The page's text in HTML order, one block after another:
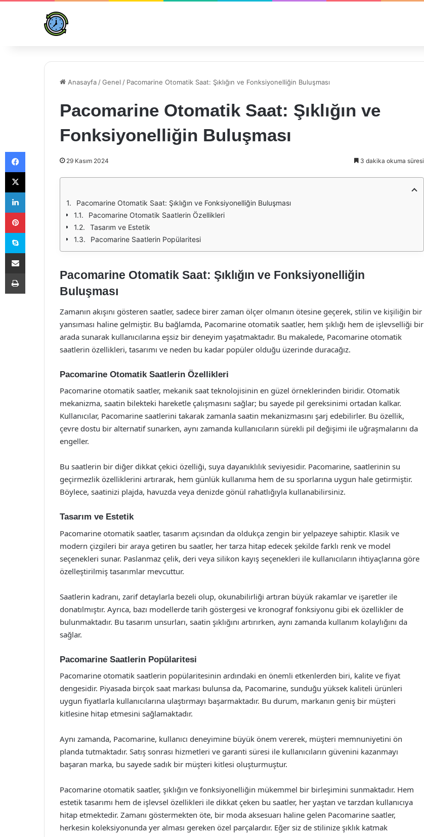
Anasayfa /Genel / Pacomarine Otomatik Saat: Şıklığın ve Fonksiyonelliğin Buluşması
Pacomarine Otomatik Saat: Şıklığın ve
Fonksiyonelliğin Buluşması
29 Kasım 2024 3 dakika okuma süresi
Pacomarine Otomatik Saat: Şıklığın ve Fonksiyonelliğin Buluşması
Pacomarine Otomatik Saatlerin Özellikleri
Tasarım ve Estetik
Pacomarine Saatlerin Popülaritesi
Pacomarine Otomatik Saat: Şıklığın ve Fonksiyonelliğin
Buluşması
Zamanın akışını gösteren saatler, sadece birer zaman ölçer olmanın ötesine geçerek, stilin ve kişiliğin bir
yansıması haline gelmiştir. Bu bağlamda, Pacomarine otomatik saatler, hem şıklığı hem de işlevselliği bir
arada sunarak kullanıcılarına eşsiz bir deneyim yaşatmaktadır. Bu makalede, Pacomarine otomatik
saatlerin özellikleri, tasarımı ve neden bu kadar popüler olduğu üzerinde duracağız.
Pacomarine Otomatik Saatlerin Özellikleri
Pacomarine otomatik saatler, mekanik saat teknolojisinin en güzel örneklerinden biridir. Otomatik
mekanizma, saatin bilekteki hareketle çalışmasını sağlar; bu sayede pil gereksinimi ortadan kalkar.
Kullanıcılar, Pacomarine saatlerini takarak zamanla saatin mekanizmasını şarj edebilirler. Bu özellik,
çevre dostu bir alternatif sunarken, aynı zamanda kullanıcıların sürekli pil değişimi ile uğraşmalarını da
engeller.
Bu saatlerin bir diğer dikkat çekici özelliği, suya dayanıklılık seviyesidir. Pacomarine, saatlerinin su
geçirmezlik özelliklerini artırarak, hem günlük kullanıma hem de su sporlarına uygun hale getirmiştir.
Böylece, saatinizi plajda, havuzda veya denizde gönül rahatlığıyla kullanabilirsiniz.
Tasarım ve Estetik
Pacomarine otomatik saatler, tasarım açısından da oldukça zengin bir yelpazeye sahiptir. Klasik ve
modern çizgileri bir araya getiren bu saatler, her tarza hitap edecek şekilde farklı renk ve model
seçenekleri sunar. Paslanmaz çelik, deri veya silikon kayış seçenekleri ile kullanıcıların ihtiyaçlarına göre
özelleştirilmiş tasarımlar mevcuttur.
Saatlerin kadranı, zarif detaylarla bezeli olup, okunabilirliği artıran büyük rakamlar ve işaretler ile
donatılmıştır. Ayrıca, bazı modellerde tarih göstergesi ve kronograf fonksiyonu gibi ek özellikler de
bulunmaktadır. Bu tasarım unsurları, saatin şıklığını artırırken, aynı zamanda kullanım kolaylığını da
sağlar.
Pacomarine Saatlerin Popülaritesi
Pacomarine otomatik saatlerin popülaritesinin ardındaki en önemli etkenlerden biri, kalite ve fiyat
dengesidir. Piyasada birçok saat markası bulunsa da, Pacomarine, sunduğu yüksek kaliteli ürünleri
uygun fiyatlarla kullanıcılarına ulaştırmayı başarmaktadır. Bu durum, markanın geniş bir müşteri
kitlesine hitap etmesini sağlamaktadır.
Aynı zamanda, Pacomarine, kullanıcı deneyimine büyük önem vererek, müşteri memnuniyetini ön
planda tutmaktadır. Satış sonrası hizmetleri ve garanti süresi ile kullanıcıların güvenini kazanmayı
başaran marka, bu sayede sadık bir müşteri kitlesi oluşturmuştur.
Pacomarine otomatik saatler, şıklığın ve fonksiyonelliğin mükemmel bir birleşimini sunmaktadır. Hem
estetik tasarımı hem de işlevsel özellikleri ile dikkat çeken bu saatler, her yaştan ve tarzdan kullanıcıya
hitap etmektedir. Zamanı göstermekten öte, bir moda aksesuarı haline gelen Pacomarine saatler,
herkesin koleksiyonunda yer alması gereken özel parçalardır. Eğer siz de stilinize şıklık katmak
Facebook
X
LinkedIn
Pinterest
Skype
E-Posta ile paylaş